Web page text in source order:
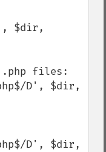
$dir,
.php files:
D', $dir,
D', $dir,